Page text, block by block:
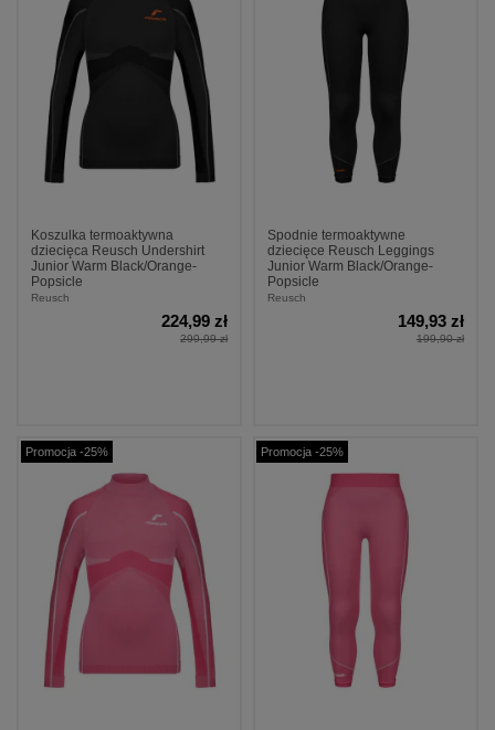
Koszulka termoaktywna
dziecięca Reusch Undershirt
Junior Warm Black/Orange-
Popsicle
Reusch
224,99 zł
299,99 zł
Spodnie termoaktywne
dziecięce Reusch Leggings
Junior Warm Black/Orange-
Popsicle
Reusch
149,93 zł
199,90 zł
Promocja -25% Promocja -25%